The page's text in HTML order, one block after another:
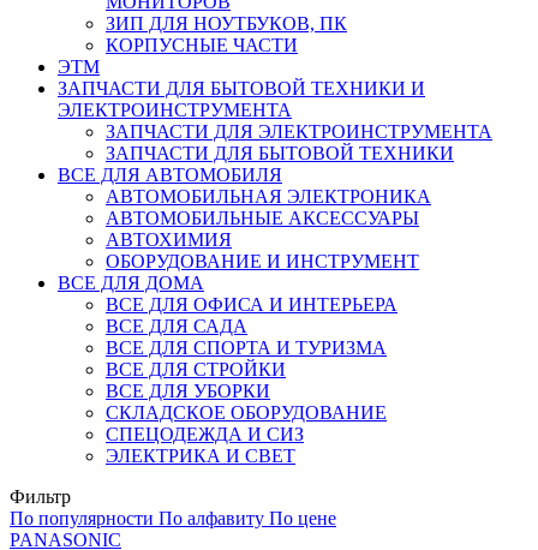
ЗИП ДЛЯ НОУТБУКОВ, ПК
КОРПУСНЫЕ ЧАСТИ
ЭТМ
ЗАПЧАСТИ ДЛЯ БЫТОВОЙ ТЕХНИКИ И
ЭЛЕКТРОИНСТРУМЕНТА
ЗАПЧАСТИ ДЛЯ ЭЛЕКТРОИНСТРУМЕНТА
ЗАПЧАСТИ ДЛЯ БЫТОВОЙ ТЕХНИКИ
ВСЕ ДЛЯ АВТОМОБИЛЯ
АВТОМОБИЛЬНАЯ ЭЛЕКТРОНИКА
АВТОМОБИЛЬНЫЕ АКСЕССУАРЫ
АВТОХИМИЯ
ОБОРУДОВАНИЕ И ИНСТРУМЕНТ
ВСЕ ДЛЯ ДОМА
ВСЕ ДЛЯ ОФИСА И ИНТЕРЬЕРА
ВСЕ ДЛЯ САДА
ВСЕ ДЛЯ СПОРТА И ТУРИЗМА
ВСЕ ДЛЯ СТРОЙКИ
ВСЕ ДЛЯ УБОРКИ
СКЛАДСКОЕ ОБОРУДОВАНИЕ
СПЕЦОДЕЖДА И СИЗ
ЭЛЕКТРИКА И СВЕТ
Фильтр
По популярности По алфавиту По цене
PANASONIC